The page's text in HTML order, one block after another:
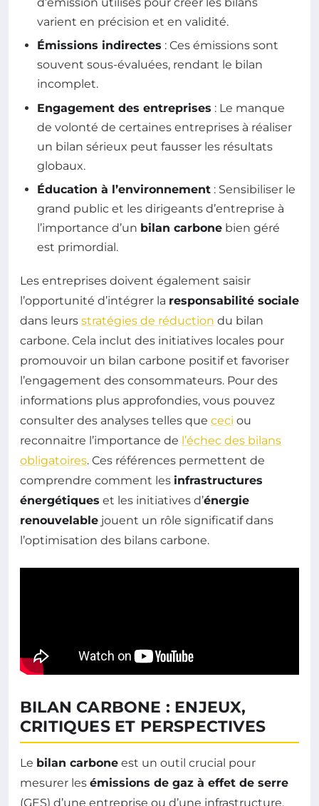
varient en précision et en validité.
Émissions indirectes : Ces émissions sont
souvent sous-évaluées, rendant le bilan
incomplet.
Engagement des entreprises : Le manque
de volonté de certaines entreprises à réaliser
un bilan sérieux peut fausser les résultats
globaux.
Éducation à l’environnement : Sensibiliser le
grand public et les dirigeants d’entreprise à
l’importance d’un bilan carbone bien géré
est primordial.
Les entreprises doivent également saisir
l’opportunité d’intégrer la responsabilité sociale
dans leurs stratégies de réduction du bilan
carbone. Cela inclut des initiatives locales pour
promouvoir un bilan carbone positif et favoriser
l’engagement des consommateurs. Pour des
informations plus approfondies, vous pouvez
consulter des analyses telles que ceci ou
reconnaitre l’importance de l’échec des bilans
obligatoires. Ces références permettent de
comprendre comment les infrastructures
énergétiques et les initiatives d’énergie
renouvelable jouent un rôle significatif dans
l’optimisation des bilans carbone.
BILAN CARBONE : ENJEUX,
CRITIQUES ET PERSPECTIVES
Le bilan carbone est un outil crucial pour
mesurer les émissions de gaz à effet de serre
(GES) d’une entreprise ou d’une infrastructure.